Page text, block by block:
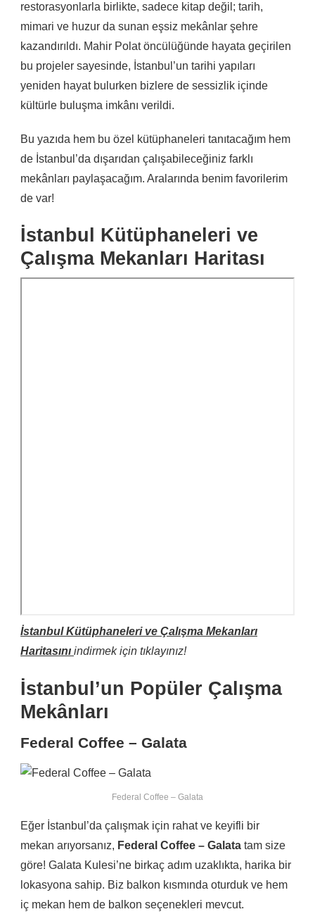
restorasyonlarla birlikte, sadece kitap değil; tarih,
mimari ve huzur da sunan eşsiz mekânlar şehre
kazandırıldı. Mahir Polat öncülüğünde hayata geçirilen
bu projeler sayesinde, İstanbul’un tarihi yapıları
yeniden hayat bulurken bizlere de sessizlik içinde
kültürle buluşma imkânı verildi.
Bu yazıda hem bu özel kütüphaneleri tanıtacağım hem
de İstanbul’da dışarıdan çalışabileceğiniz farklı
mekânları paylaşacağım. Aralarında benim favorilerim
de var!
İstanbul Kütüphaneleri ve
Çalışma Mekanları Haritası
İstanbul Kütüphaneleri ve Çalışma Mekanları
Haritasını indirmek için tıklayınız!
İstanbul’un Popüler Çalışma
Mekânları
Federal Coffee – Galata
Federal Coffee – Galata
Eğer İstanbul’da çalışmak için rahat ve keyifli bir
mekan arıyorsanız, Federal Coffee – Galata tam size
göre! Galata Kulesi’ne birkaç adım uzaklıkta, harika bir
lokasyona sahip. Biz balkon kısmında oturduk ve hem
iç mekan hem de balkon seçenekleri mevcut.